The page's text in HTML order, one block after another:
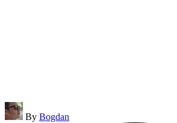
Posted
by
By Bogdan